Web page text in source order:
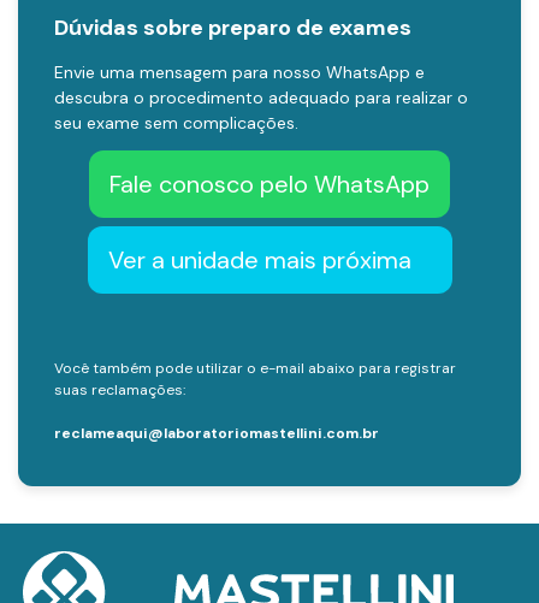
Dúvidas sobre preparo de exames
Envie uma mensagem para nosso WhatsApp e
descubra o procedimento adequado para realizar o
seu exame sem complicações.
Fale conosco pelo WhatsApp
Ver a unidade mais próxima
Você também pode utilizar o e-mail abaixo para registrar
suas reclamações:
reclameaqui@laboratoriomastellini.com.br